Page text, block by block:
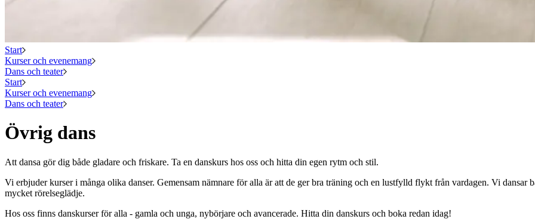
Start
Kurser och evenemang
Dans och teater
Start
Kurser och evenemang
Dans och teater
Övrig dans
Att dansa gör dig både gladare och friskare. Ta en danskurs hos oss och hitta din egen rytm och stil.
Vi erbjuder kurser i många olika danser. Gemensam nämnare för alla är att de ger bra träning och en lustfylld flykt från vardagen. Vi dansar
mycket rörelseglädje.
Hos oss finns danskurser för alla - gamla och unga, nybörjare och avancerade. Hitta din danskurs och boka redan idag!